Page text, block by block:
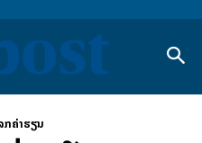
ກຄ່າຮຽນ